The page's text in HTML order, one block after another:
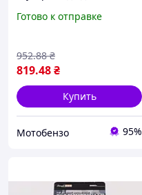
Готово к отправке
819.48₴
952.88 ₴
Купить
Мотобензо 95%